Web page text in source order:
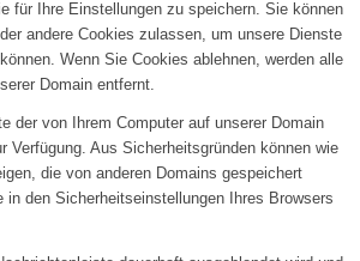
für Ihre Einstellungen zu speichern. Sie können
andere Cookies zulassen, um unsere Dienste
Wenn Sie Cookies ablehnen, werden alle
Domain entfernt.
der von Ihrem Computer auf unserer Domain
Verfügung. Aus Sicherheitsgründen können wie
die von anderen Domains gespeichert
in den Sicherheitseinstellungen Ihres Browsers